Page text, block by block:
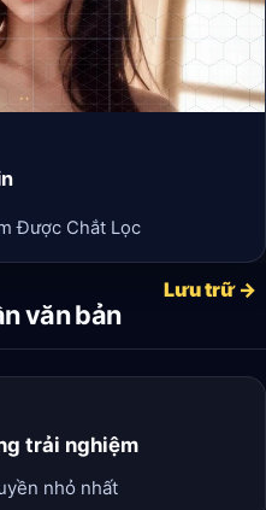
Được Chắt Lọc
văn bản
Lưu trữ →
trải nghiệm
nhỏ nhất